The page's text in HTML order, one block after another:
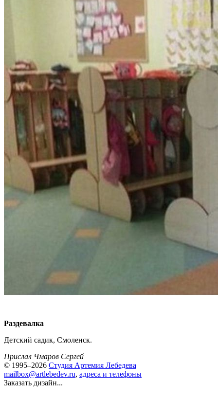
Раздевалка
Детский садик, Смоленск.
Прислал Чмаров Сергей
© 1995–2026 Студия Артемия Лебедева
mailbox@artlebedev.ru, адреса и телефоны
Заказать дизайн...